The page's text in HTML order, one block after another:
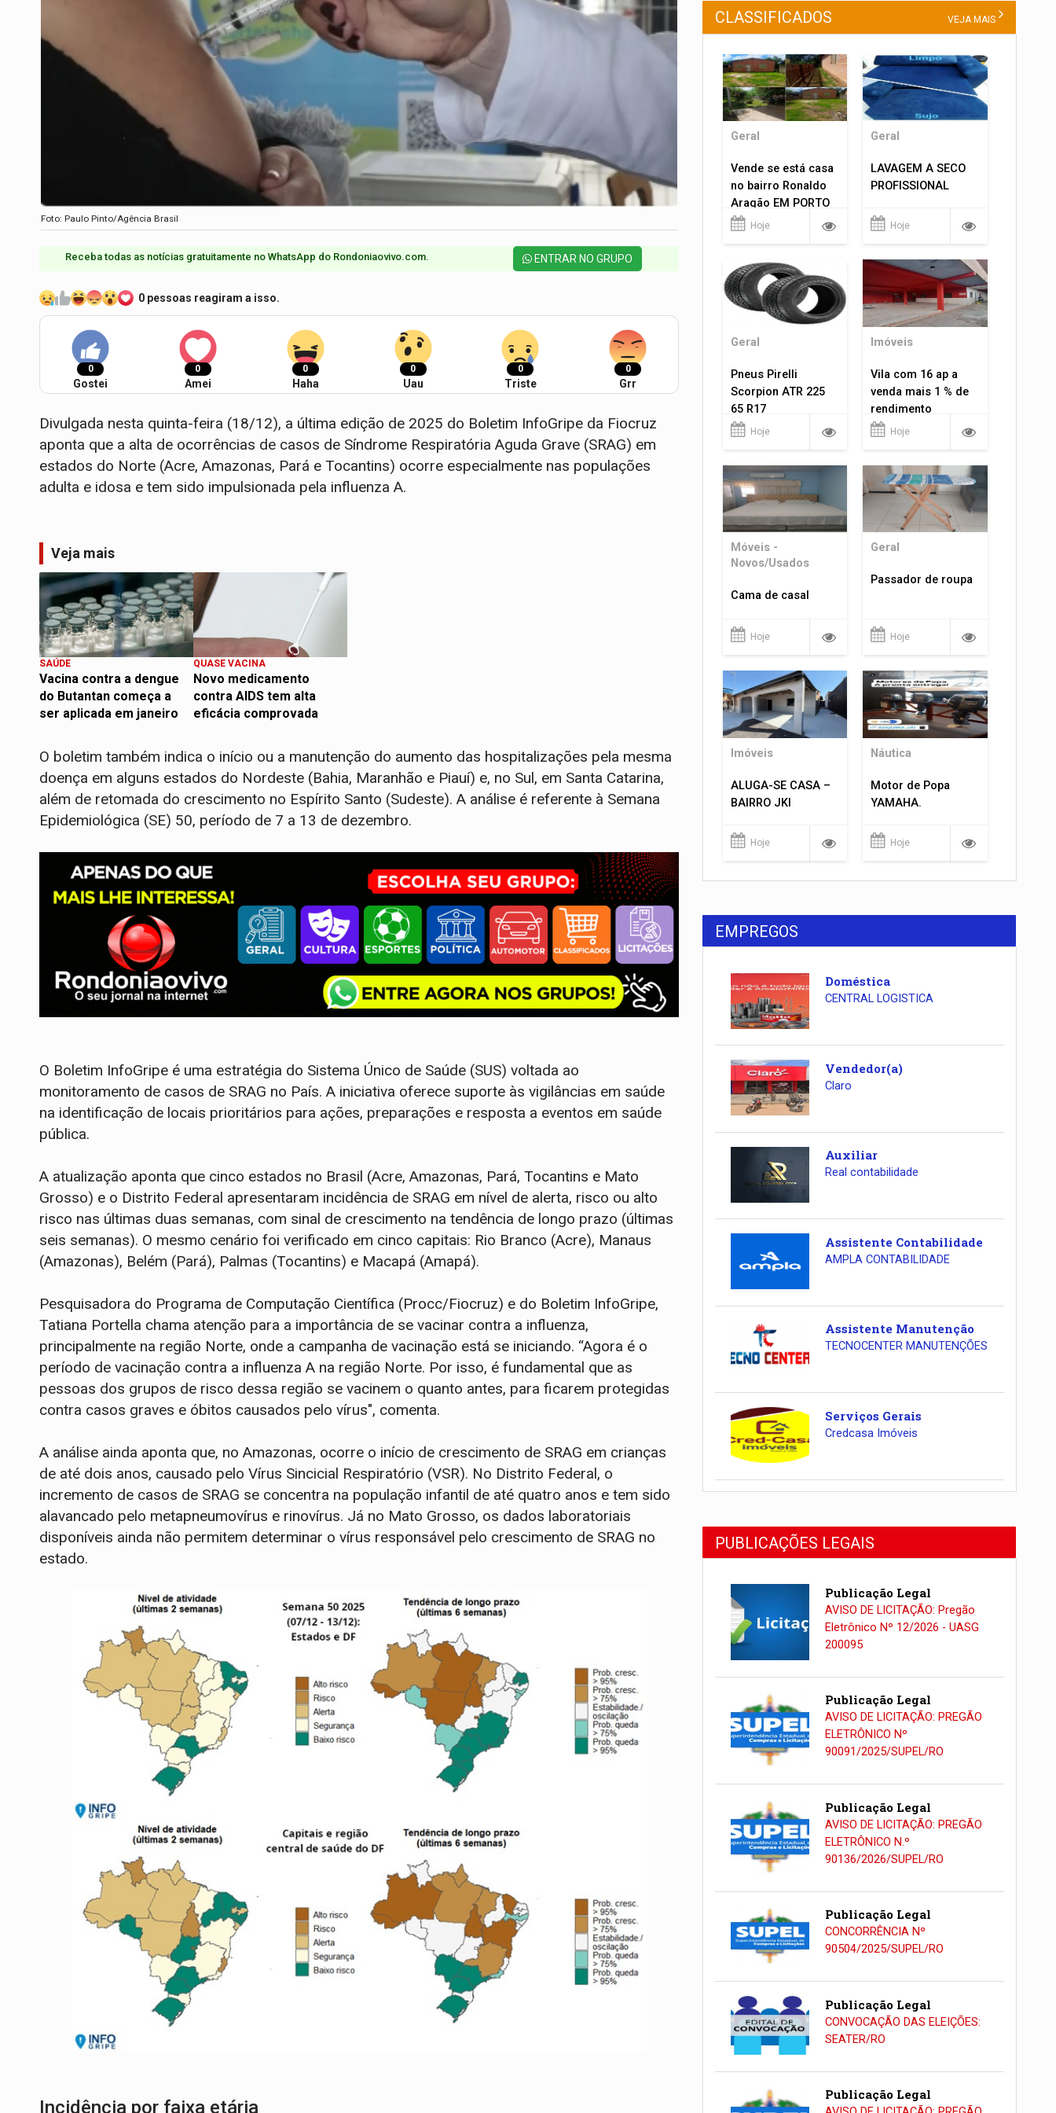
Foto: Paulo Pinto/Agência Brasil
Receba todas as notícias gratuitamente no WhatsApp do Rondoniaovivo.com.​ ENTRAR NO GRUPO
0 pessoas reagiram a isso.
0
Gostei
0
Amei
0
Haha
0
Uau
0
Triste
0
Grr
Divulgada nesta quinta-feira (18/12), a última edição de 2025 do Boletim InfoGripe da Fiocruz
aponta que a alta de ocorrências de casos de Síndrome Respiratória Aguda Grave (SRAG) em
estados do Norte (Acre, Amazonas, Pará e Tocantins) ocorre especialmente nas populações
adulta e idosa e tem sido impulsionada pela influenza A.
Veja mais
SAÚDE
Vacina contra a dengue
do Butantan começa a
ser aplicada em janeiro
QUASE VACINA
Novo medicamento
contra AIDS tem alta
eficácia comprovada
O boletim também indica o início ou a manutenção do aumento das hospitalizações pela mesma
doença em alguns estados do Nordeste (Bahia, Maranhão e Piauí) e, no Sul, em Santa Catarina,
além de retomada do crescimento no Espírito Santo (Sudeste). A análise é referente à Semana
Epidemiológica (SE) 50, período de 7 a 13 de dezembro.
O Boletim InfoGripe é uma estratégia do Sistema Único de Saúde (SUS) voltada ao
monitoramento de casos de SRAG no País. A iniciativa oferece suporte às vigilâncias em saúde
na identificação de locais prioritários para ações, preparações e resposta a eventos em saúde
pública.
A atualização aponta que cinco estados no Brasil (Acre, Amazonas, Pará, Tocantins e Mato
Grosso) e o Distrito Federal apresentaram incidência de SRAG em nível de alerta, risco ou alto
risco nas últimas duas semanas, com sinal de crescimento na tendência de longo prazo (últimas
seis semanas). O mesmo cenário foi verificado em cinco capitais: Rio Branco (Acre), Manaus
(Amazonas), Belém (Pará), Palmas (Tocantins) e Macapá (Amapá).
Pesquisadora do Programa de Computação Científica (Procc/Fiocruz) e do Boletim InfoGripe,
Tatiana Portella chama atenção para a importância de se vacinar contra a influenza,
principalmente na região Norte, onde a campanha de vacinação está se iniciando. “Agora é o
período de vacinação contra a influenza A na região Norte. Por isso, é fundamental que as
pessoas dos grupos de risco dessa região se vacinem o quanto antes, para ficarem protegidas
contra casos graves e óbitos causados pelo vírus", comenta.
A análise ainda aponta que, no Amazonas, ocorre o início de crescimento de SRAG em crianças
de até dois anos, causado pelo Vírus Sincicial Respiratório (VSR). No Distrito Federal, o
incremento de casos de SRAG se concentra na população infantil de até quatro anos e tem sido
alavancado pelo metapneumovírus e rinovírus. Já no Mato Grosso, os dados laboratoriais
disponíveis ainda não permitem determinar o vírus responsável pelo crescimento de SRAG no
estado.
Incidência por faixa etária
CLASSIFICADOS VEJA MAIS
Geral
Vende se está casa
no bairro Ronaldo
Aragão EM PORTO
VELHO RO.
Hoje
Geral
LAVAGEM A SECO
PROFISSIONAL
Hoje
Geral
Pneus Pirelli
Scorpion ATR 225
65 R17
Hoje
Imóveis
Vila com 16 ap a
venda mais 1 % de
rendimento
Hoje
Móveis -
Novos/Usados
Cama de casal
Hoje
Geral
Passador de roupa
Hoje
Imóveis
ALUGA-SE CASA –
BAIRRO JKI
Hoje
Náutica
Motor de Popa
YAMAHA.
Hoje
EMPREGOS
Doméstica
CENTRAL LOGISTICA
Vendedor(a)
Claro
Auxiliar
Real contabilidade
Assistente Contabilidade
AMPLA CONTABILIDADE
Assistente Manutenção
TECNOCENTER MANUTENÇÕES
Serviços Gerais
Credcasa Imóveis
PUBLICAÇÕES LEGAIS
Publicação Legal
AVISO DE LICITAÇÃO: Pregão
Eletrônico Nº 12/2026 - UASG
200095
Publicação Legal
AVISO DE LICITAÇÃO: PREGÃO
ELETRÔNICO Nº
90091/2025/SUPEL/RO
Publicação Legal
AVISO DE LICITAÇÃO: PREGÃO
ELETRÔNICO N.º
90136/2026/SUPEL/RO
Publicação Legal
CONCORRÊNCIA Nº
90504/2025/SUPEL/RO
Publicação Legal
CONVOCAÇÃO DAS ELEIÇÕES:
SEATER/RO
Publicação Legal